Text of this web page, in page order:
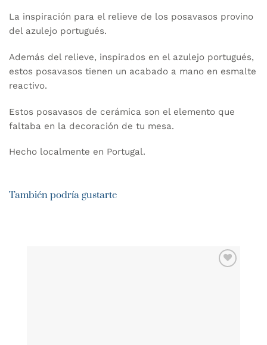
La inspiración para el relieve de los posavasos provino
del azulejo portugués.
Además del relieve, inspirados en el azulejo portugués,
estos posavasos tienen un acabado a mano en esmalte
reactivo.
Estos posavasos de cerámica son el elemento que
faltaba en la decoración de tu mesa.
Hecho localmente en Portugal.
También podría gustarte